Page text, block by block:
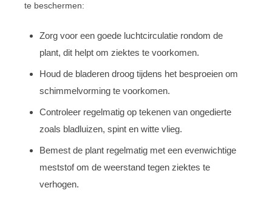
te beschermen:
Zorg voor een goede luchtcirculatie rondom de
plant, dit helpt om ziektes te voorkomen.
Houd de bladeren droog tijdens het besproeien om
schimmelvorming te voorkomen.
Controleer regelmatig op tekenen van ongedierte
zoals bladluizen, spint en witte vlieg.
Bemest de plant regelmatig met een evenwichtige
meststof om de weerstand tegen ziektes te
verhogen.